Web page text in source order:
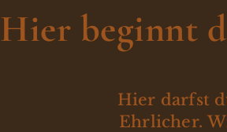
Hier beginnt
Hier darfst
Ehrlicher.